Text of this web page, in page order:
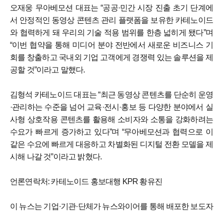
오재웅 무아베모션 대표는 “공공·민간 시장 진출 초기 단계에
서 안정적인 동영상 콘텐츠 관리 플랫폼을 보유한 카테노이드
와 협력하게 돼 우리의 기술 적용 범위를 한층 넓히게 됐다”며
“이번 협약을 통해 미디어 분야 전반에서 새로운 비즈니스 기
회를 창출하고 국내외 기업 고객에게 경쟁력 있는 솔루션을 제
공할 것”이라고 말했다.
김형석 카테노이드 대표는 “최근 동영상 콘텐츠를 단순히 운영
·관리하는 수준을 넘어 교육·전시·홍보 등 다양한 분야에서 실
사형 상호작용 콘텐츠를 활용해 소비자와 소통을 강화하려는
수요가 빠르게 증가하고 있다”며 “무아베모션과 협력으로 이
같은 수요에 빠르게 대응하고 차별화된 디지털 전환 모델을 제
시해 나갈 것”이라고 밝혔다.
언론연락처: 카테노이드 홍보대행 KPR 황유진
이 뉴스는 기업·기관·단체가 뉴스와이어를 통해 배포한 보도자